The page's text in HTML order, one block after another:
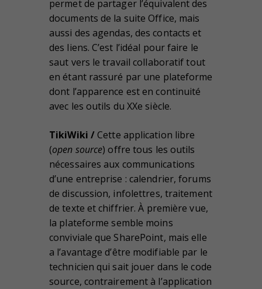
permet de partager l’équivalent des
documents de la suite Office, mais
aussi des agendas, des contacts et
des liens. C’est l’idéal pour faire le
saut vers le travail collaboratif tout
en étant rassuré par une plateforme
dont l’apparence est en continuité
avec les outils du XXe siècle.
TikiWiki /Cette application libre
(open source) offre tous les outils
nécessaires aux communications
d’une entreprise : calendrier, forums
de discussion, infolettres, traitement
de texte et chiffrier. À première vue,
la plateforme semble moins
conviviale que SharePoint, mais elle
a l’avantage d’être modifiable par le
technicien qui sait jouer dans le code
source, contrairement à l’application